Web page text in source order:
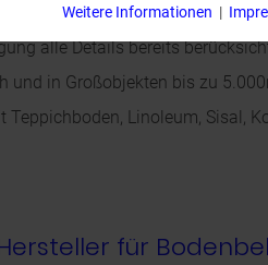
erstellt wird, bekommen Sie
alle Details bereits
und in Großobjekten bis zu
Linoleum, Sisal,
für
Weitere Informationen |